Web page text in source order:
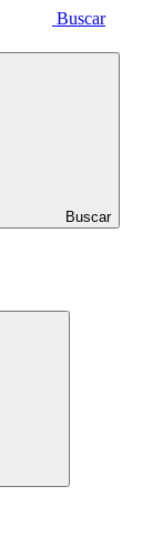
Buscar
Buscar